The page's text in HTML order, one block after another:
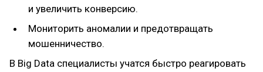
и увеличить конверсию.
Мониторить аномалии и предотвращать
мошенничество.
В Big Data специалисты учатся быстро реагировать